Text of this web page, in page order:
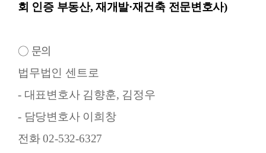
회 인증 부동산, 재개발·재건축 전문변호사)
○ 문의
법무법인 센트로
- 대표변호사 김향훈, 김정우
- 담당변호사 이희창
전화 02-532-6327